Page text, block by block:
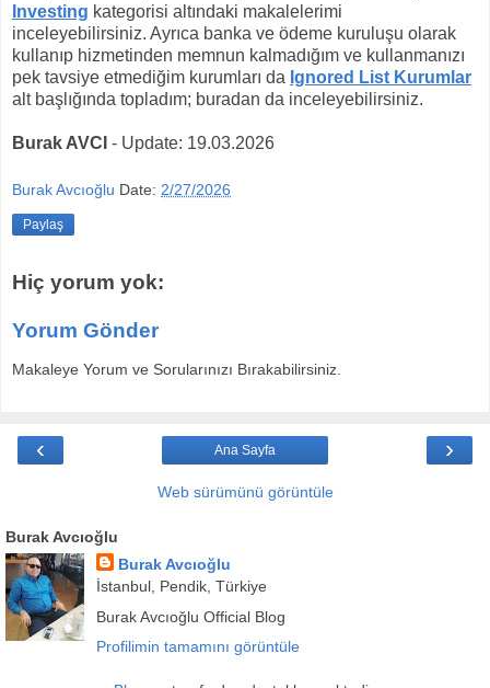
Investing kategorisi altındaki makalelerimi
inceleyebilirsiniz. Ayrıca banka ve ödeme kuruluşu olarak
kullanıp hizmetinden memnun kalmadığım ve kullanmanızı
pek tavsiye etmediğim kurumları da Ignored List Kurumlar
alt başlığında topladım; buradan da inceleyebilirsiniz.
Burak AVCI - Update: 19.03.2026
Burak Avcıoğlu Date: 2/27/2026
Paylaş
Hiç yorum yok:
Yorum Gönder
Makaleye Yorum ve Sorularınızı Bırakabilirsiniz.
‹ ›
Ana Sayfa
Web sürümünü görüntüle
Burak Avcıoğlu
Burak Avcıoğlu
İstanbul, Pendik, Türkiye
Burak Avcıoğlu Official Blog
Profilimin tamamını görüntüle